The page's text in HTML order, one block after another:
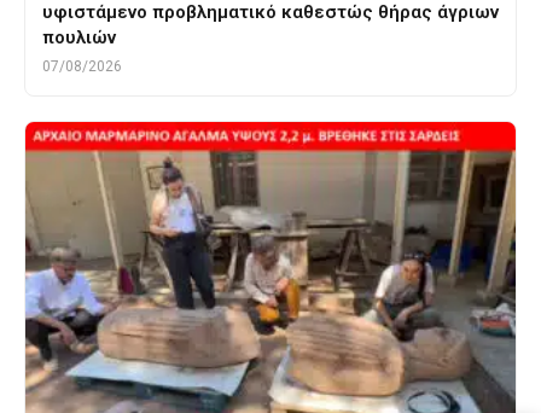
υφιστάμενο προβληματικό καθεστώς θήρας άγριων
πουλιών
07/08/2026